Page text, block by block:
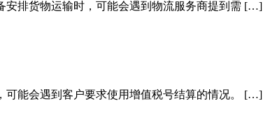
安排货物运输时，可能会遇到物流服务商提到需 […]
可能会遇到客户要求使用增值税号结算的情况。 […]